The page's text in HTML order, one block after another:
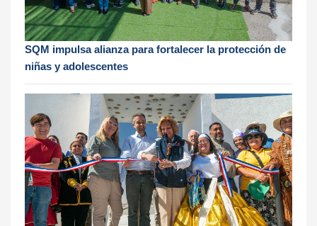
SQM impulsa alianza para fortalecer la protección de
niñas y adolescentes